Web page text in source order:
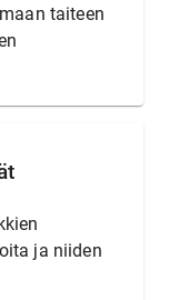
taiteen
ja niiden